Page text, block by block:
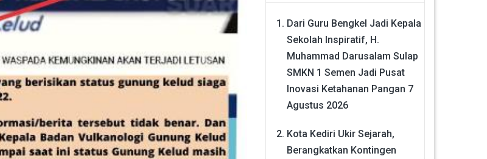
Dari Guru Bengkel Jadi Kepala
Sekolah Inspiratif, H.
Muhammad Darusalam Sulap
SMKN 1 Semen Jadi Pusat
Inovasi Ketahanan Pangan 7
Agustus 2026
Kota Kediri Ukir Sejarah,
Berangkatkan Kontingen